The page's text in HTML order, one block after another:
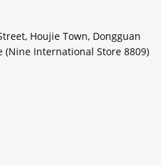
Houjie Town, Dongguan
(Nine International Store 8809)